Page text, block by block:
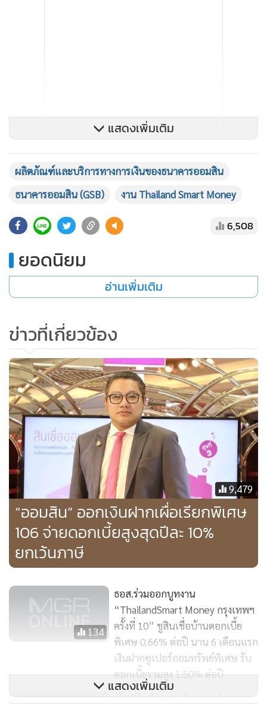
ด้านผลิตภัณฑ์สินเชื่อนั้น ธนาคารฯ ได้นำเสนอสินเชื่อบ้านผ่อน
ต่ำ ล้านละ 10 บาท ด้วยอัตราดอกเบี้ยพิเศษ ซึ่งจะสอดคล้องต่อ
ความต้องการมีที่อยู่อาศัยในยุคปัจจุบันโดยเฉพาะช่วงปลายปี ทั้ง
ไฟแนนซ์ ให้กู้ตามความสามารถชำระหนี้ของลูกค้าแต่ละราย
แรก 0.010% ปีที่ 2-3 = 4.350% ต่อปี ปีที่ 4 เป็นต้นไป MRR-
0.50% ต่อปี (อัตราดอกเบี้ย MRR ของธนาคารฯ ปัจจุบัน =
6.745% ต่อปี) คิดเป็นอัตราดอกเบี้ยเฉลี่ย 3 ปี = 2.903% โดย
ทั้งนี้ ในปีแรกคิดเป็นเงินงวดผ่อนชำระ 10 บาทต่อเดือน ปีที่ 2-3
ผ่อนชำระ 3,700 บาทต่อเดือน และปีที่ 4 เป็นต้นไป ผ่อนชำระ
8,300 บาทต่อเดือน สามารถเลือกผ่อนชำระได้ยาวนานขึ้นสูงสุด
ถึง 40 ปี เพื่อให้เกิดความยืดหยุ่นและเหมาะสมต่อความสามารถ
ในการชำระหนี้ของผู้กู้ให้มากที่สุด คิดคำนวณเงินงวดให้ผ่อน
สบายๆ ในภาวะเศรษฐกิจปัจจุบัน เพื่อให้แบ่งเงินนำไปเป็นค่าใช้
จ่ายอื่นๆ ที่จำเป็นในการใช้ชีวิตประจำวัน รวมถึงเก็บออมไว้ใช้
ยามฉุกเฉินได้ พร้อมทั้งยังได้รับการลดค่าใช้จ่ายค่าธรรมเนียมจด
ทะเบียนการโอนกรรมสิทธิ์จาก 2.00% เหลือ 0.01% และลดค่า
ธรรมเนียมการจดทะเบียนจำนองจาก 1.00% เหลือ 0.01% อีก
ด้วย
นอกจากนี้ ยังมีสินเชื่อเคหะประชารัฐสร้างไทย กำหนดอัตรา
ดอกเบี้ย 3 ปีแรก 2.90% ต่อปี ปีที่ 4 เป็นต้นไป MRR-0.50% ต่อ
ปี โดยผู้ที่ต้องการซื้อบ้านพร้อมที่ดิน ธนาคารฯ ให้กู้ 95% ของ
ราคาประเมิน คอนโดมีเนียม ให้กู้ 90% ของราคาประเมิน และ
ปลูกสร้างที่อยู่อาศัย ให้กู้ได้ 100% ของราคาประเมินตัวบ้าน
เพียงผู้กู้อายุ 20 ปีขึ้นไป มีอาชีพ มีรายได้แน่นอน ภายใต้เงื่อนไข
พิเศษคือ สามารถผ่อนชำระได้สูงสุดถึง 40 ปี โดยผู้กู้สามารถ
ผ่อนชำระได้จนถึงอายุ 70 ปี
แสดงเพิ่มเติม
ผลิตภัณฑ์และบริการทางการเงินของธนาคารออมสิน
ธนาคารออมสิน (GSB)
งาน Thailand Smart Money
6,508
ยอดนิยม
อ่านเพิ่มเติม
ข่าวที่เกี่ยวข้อง
9,479
“ออมสิน” ออกเงินฝากเผื่อเรียกพิเศษ
106 จ่ายดอกเบี้ยสูงสุดปีละ 10%
ยกเว้นภาษี
134
ธอส.ร่วมออกบูทงาน
“ThailandSmart Money กรุงเทพฯ
ครั้งที่ 10” ชูสินเชื่อบ้านดอกเบี้ย
พิเศษ 0.66% ต่อปี นาน 6 เดือนแรก
เงินฝากซูเปอร์ออมทรัพย์พิเศษ รับ
ดอกเบี้ยรวมสูง 1.50% ต่อปี
ยูโอบีจับมือลาซาด้าปล่อยกู้
แสดงเพิ่มเติม